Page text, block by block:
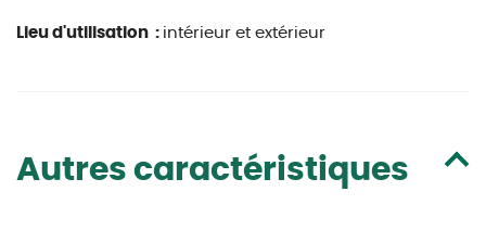
Lieu d'utilisation : intérieur et extérieur
Autres caractéristiques